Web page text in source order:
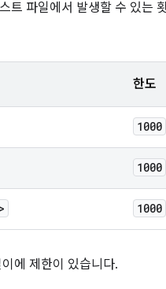
트 파일에서 발생할 수 있는
한도
1000
1000
1000
에 제한이 있습니다.